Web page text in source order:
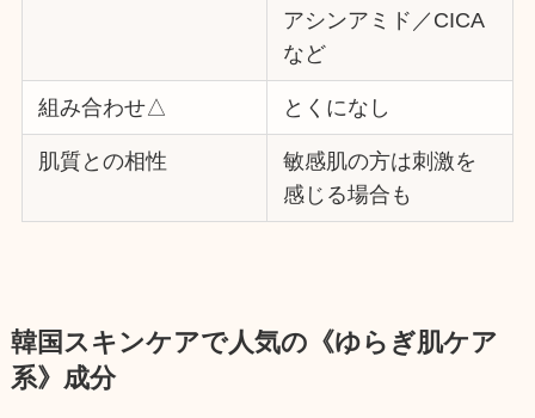
アシンアミド／CICA
など
組み合わせ△ とくになし
肌質との相性
敏感肌の方は刺激を
感じる場合も
韓国スキンケアで人気の《ゆらぎ肌ケア
系》成分